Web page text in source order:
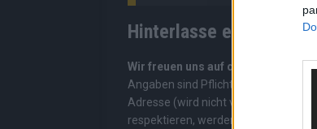
Hinterlasse einen
Wir freuen uns auf deinen Beitrag!
Angaben sind Pflichtfelder. Bitte
Adresse (wird nicht veröffentlicht).
respektieren, werden freigeschaltet;